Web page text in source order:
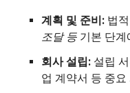
계획 및 준비: 법
조달 등 기본 단계
회사 설립: 설립
업 계약서 등 중요